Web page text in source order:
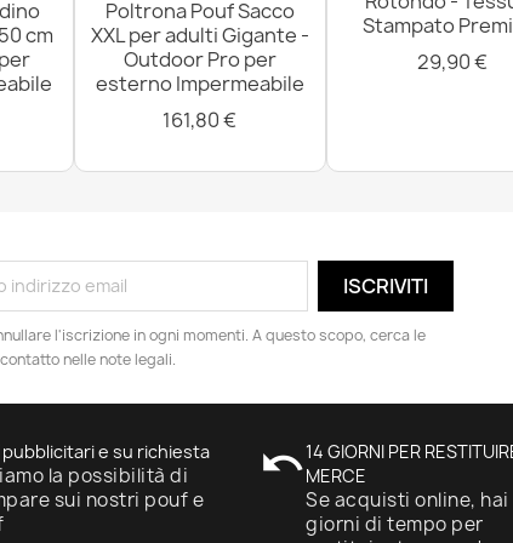
cm
Poltrona Pouf Sacco
XXL per adulti Gigante -
Outdoor Pro per
esterno Impermeabile
161,80 €
Stampato
29,90 €
l'iscrizione in ogni momenti. A questo scopo, cerca le
nelle note legali.
pubblicitari e su richiesta
la possibilità di
sui nostri pouf e
undo14 GIORNI PER
MERCE
Se acquisti online, hai
giorni di tempo per